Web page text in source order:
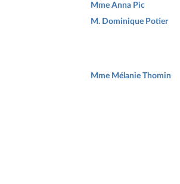
Mme Anna Pic
M. Dominique Potier
Mme Mélanie Thomin